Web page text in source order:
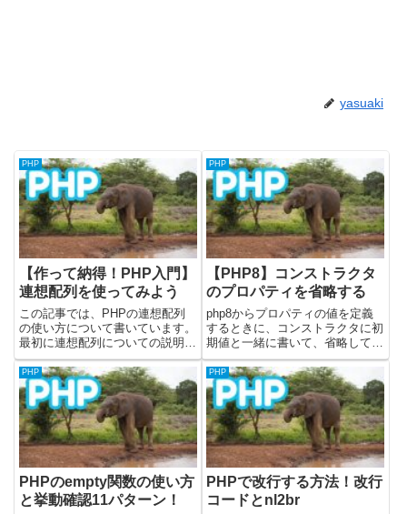
yasuaki
PHP
【作って納得！PHP入門】
連想配列を使ってみよう
この記事では、PHPの連想配列
の使い方について書いています。
最初に連想配列についての説明を
します。その後に、実際に簡単な
プログラムを作成して、連想配列
について学んでいきます。前回は
配列について記載しました。■こ
の記事の目標（作るもの）につ
い...
PHP
【PHP8】コンストラクタ
のプロパティを省略する
php8からプロパティの値を定義
するときに、コンストラクタに初
期値と一緒に書いて、省略して定
義できるようになりました。この
記事ではphp7以前のプロパティ
の定義方法と、php8でのプロパ
ティ定義方法を実際にコードを書
いてみて試しています。公...
PHP
PHPのempty関数の使い方
と挙動確認11パターン！
PHP
PHPで改行する方法！改行
コードとnl2br